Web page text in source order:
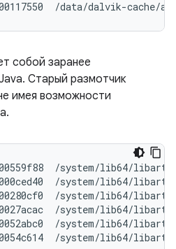
собой заранее
Старый размотчик
имея возможности
/system/lib64/
/system/lib64/
/system/lib64/
/system/lib64/
/system/lib64/